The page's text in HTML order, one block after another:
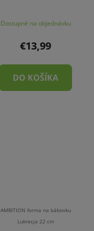
Dostupné na objednávku
€13,99
DO KOŠÍKA
AMBITION forma na bábovku
Lukrecja 22 cm